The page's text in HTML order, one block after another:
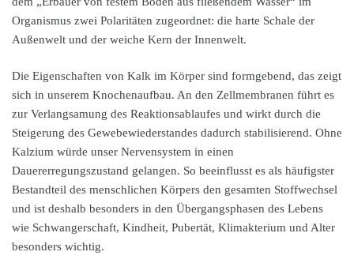
Organismus zwei Polaritäten zugeordnet: die harte Schale der
Außenwelt und der weiche Kern der Innenwelt.
Die Eigenschaften von Kalk im Körper sind formgebend, das zeigt
sich in unserem Knochenaufbau. An den Zellmembranen führt es
zur Verlangsamung des Reaktionsablaufes und wirkt durch die
Steigerung des Gewebewiederstandes dadurch stabilisierend. Ohne
Kalzium würde unser Nervensystem in einen
Dauererregungszustand gelangen. So beeinflusst es als häufigster
Bestandteil des menschlichen Körpers den gesamten Stoffwechsel
und ist deshalb besonders in den Übergangsphasen des Lebens
wie Schwangerschaft, Kindheit, Pubertät, Klimakterium und Alter
besonders wichtig.